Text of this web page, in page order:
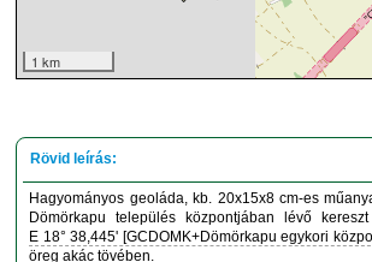
1 km
Hagyományos geoláda, kb. 20x15x8 cm-es
Dömörkapu település központjában lévő
E 18° 38,445' [GCDOMK+Dömörkapu egykori
öreg akác tövében.